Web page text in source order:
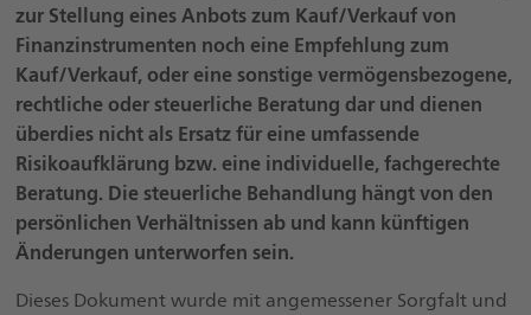
zur Stellung eines Anbots zum Kauf/Verkauf von
Finanzinstrumenten noch eine Empfehlung zum
Kauf/Verkauf, oder eine sonstige vermögensbezogene,
rechtliche oder steuerliche Beratung dar und dienen
überdies nicht als Ersatz für eine umfassende
Risikoaufklärung bzw. eine individuelle, fachgerechte
Beratung. Die steuerliche Behandlung hängt von den
persönlichen Verhältnissen ab und kann künftigen
Änderungen unterworfen sein.
Dieses Dokument wurde mit angemessener Sorgfalt und